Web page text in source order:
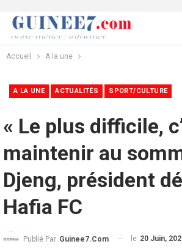
Accueil A la une
A LA UNE ACTUALITÉS SPORT/CULTURE
« Le plus difficile,
maintenir au
Djeng, président
Hafia FC
Publié Par Guinee7.com le 20 Juin,